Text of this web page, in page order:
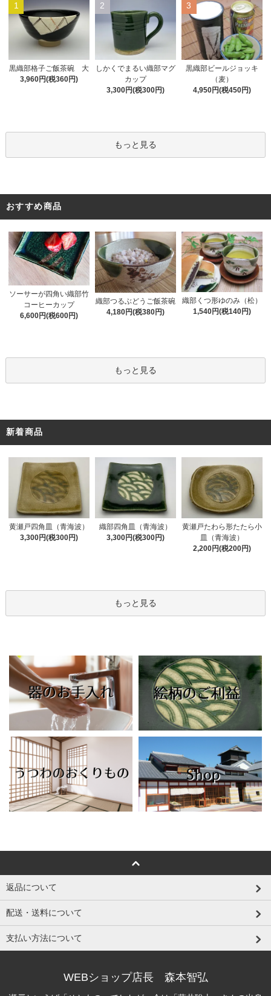
1
黒織部格子ご飯茶碗 大
3,960円(税360円)
2
しかくでまるい織部マグ
カップ
3,300円(税300円)
3
黒織部ビールジョッキ
（麦）
4,950円(税450円)
もっと見る
おすすめ商品
ソーサーが四角い織部竹
コーヒーカップ
6,600円(税600円)
織部つるぶどうご飯茶碗
4,180円(税380円)
織部くつ形ゆのみ（松）
1,540円(税140円)
もっと見る
新着商品
黄瀬戸四角皿（青海波）
3,300円(税300円)
織部四角皿（青海波）
3,300円(税300円)
黄瀬戸たわら形たたら小
皿（青海波）
2,200円(税200円)
もっと見る
返品について
配送・送料について
支払い方法について
WEBショップ店長 森本智弘